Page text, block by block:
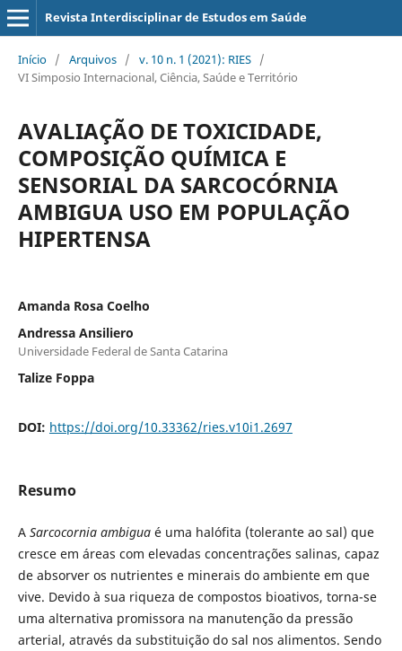
Revista Interdisciplinar de Estudos em Saúde
Início / Arquivos / v. 10 n. 1 (2021): RIES /
VI Simposio Internacional, Ciência, Saúde e Território
AVALIAÇÃO DE TOXICIDADE,
COMPOSIÇÃO QUÍMICA E
SENSORIAL DA SARCOCÓRNIA
AMBIGUA USO EM POPULAÇÃO
HIPERTENSA
Amanda Rosa Coelho
Andressa Ansiliero
Universidade Federal de Santa Catarina
Talize Foppa
DOI: https://doi.org/10.33362/ries.v10i1.2697
Resumo
A Sarcocornia ambiguaé uma halófita (tolerante ao sal) que
cresce em áreas com elevadas concentrações salinas, capaz
de absorver os nutrientes e minerais do ambiente em que
vive. Devido à sua riqueza de compostos bioativos, torna-se
uma alternativa promissora na manutenção da pressão
arterial, através da substituição do sal nos alimentos. Sendo